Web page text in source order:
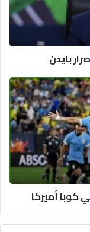
بايدن
كوبا أميركا